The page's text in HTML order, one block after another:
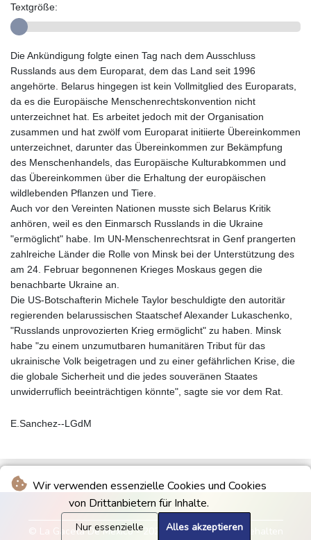
Wir verwenden essenzielle Cookies und Cookies
von Drittanbietern für Inhalte.
Nur essenzielle Alles akzeptieren
Textgröße:
Die Ankündigung folgte einen Tag nach dem Ausschluss
Russlands aus dem Europarat, dem das Land seit 1996
angehörte. Belarus hingegen ist kein Vollmitglied des Europarats,
da es die Europäische Menschenrechtskonvention nicht
unterzeichnet hat. Es arbeitet jedoch mit der Organisation
zusammen und hat zwölf vom Europarat initiierte Übereinkommen
unterzeichnet, darunter das Übereinkommen zur Bekämpfung
des Menschenhandels, das Europäische Kulturabkommen und
das Übereinkommen über die Erhaltung der europäischen
wildlebenden Pflanzen und Tiere.
Auch vor den Vereinten Nationen musste sich Belarus Kritik
anhören, weil es den Einmarsch Russlands in die Ukraine
"ermöglicht" habe. Im UN-Menschenrechtsrat in Genf prangerten
zahlreiche Länder die Rolle von Minsk bei der Unterstützung des
am 24. Februar begonnenen Krieges Moskaus gegen die
benachbarte Ukraine an.
Die US-Botschafterin Michele Taylor beschuldigte den autoritär
regierenden belarussischen Staatschef Alexander Lukaschenko,
"Russlands unprovozierten Krieg ermöglicht" zu haben. Minsk
habe "zu einem unzumutbaren humanitären Tribut für das
ukrainische Volk beigetragen und zu einer gefährlichen Krise, die
die globale Sicherheit und die jedes souveränen Staates
unwiderruflich beeinträchtigen könnte", sagte sie vor dem Rat.
E.Sanchez--LGdM
© La Gaceta De Mexico - 2026 - Alle Rechte vorbehalten